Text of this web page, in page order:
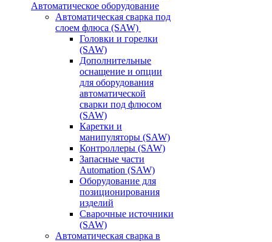
Автоматическое оборудование
Автоматическая сварка под
слоем флюса (SAW)
Головки и горелки
(SAW)
Дополнительные
оснащение и опции
для оборудования
автоматической
сварки под флюсом
(SAW)
Каретки и
манипуляторы (SAW)
Контроллеры (SAW)
Запасные части
Automation (SAW)
Оборудование для
позиционирования
изделий
Сварочные источники
(SAW)
Автоматическая сварка в